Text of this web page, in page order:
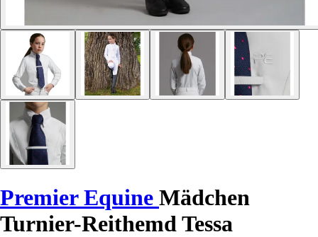
Premier Equine Mädchen
Turnier-Reithemd Tessa